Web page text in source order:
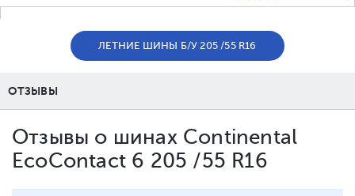
ЛЕТНИЕ ШИНЫ Б/У 205 /55 R16
ОТЗЫВЫ
Отзывы о шинах Continental
EcoContact 6 205 /55 R16